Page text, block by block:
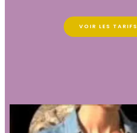
VOIR LES TARIFS